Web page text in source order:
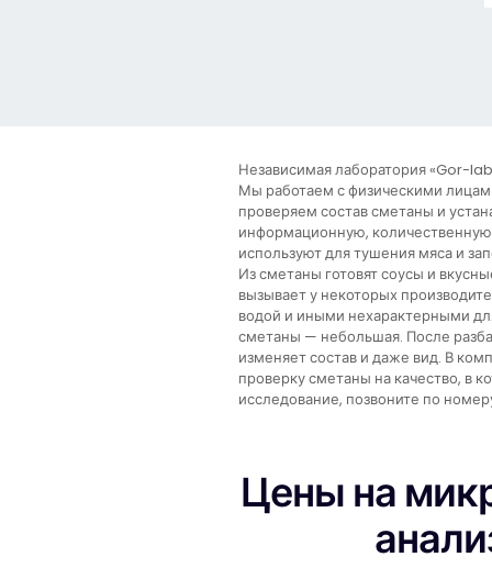
Независимая лаборатория «Gor-
Мы работаем с физическими
проверяем состав сметаны и
информационную,
используют для тушения мяса и
Из сметаны готовят соусы и
вызывает у некоторых
водой и иными нехарактерными
сметаны — небольшая. После
изменяет состав и даже вид. В
проверку сметаны на качество, в
исследование, позвоните по
Цены на